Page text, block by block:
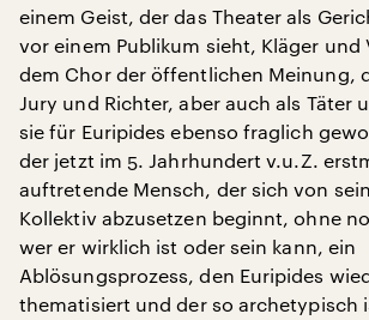
einem Geist, der das Theater als
vor einem Publikum sieht, Kläger und
dem Chor der öffentlichen Meinung,
Jury und Richter, aber auch als Täter
sie für Euripides ebenso fraglich
der jetzt im 5. Jahrhundert v.u.Z.
auftretende Mensch, der sich von
Kollektiv abzusetzen beginnt, ohne
wer er wirklich ist oder sein kann, ein
Ablösungsprozess, den Euripides
thematisiert und der so archetypisch